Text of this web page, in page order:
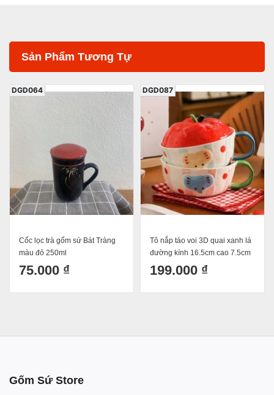
Sản Phẩm Tương Tự
Tô nắp táo voi 3D quai xanh lá
đường kính 16.5cm cao 7.5cm
cả nắp 12.5cm dung tích 750ml
199.000 ₫
DGD087
Cốc lọc trà gốm sứ Bát Tràng
màu hồng 250ml
75.000 ₫
DGD066
Gốm Sứ Store